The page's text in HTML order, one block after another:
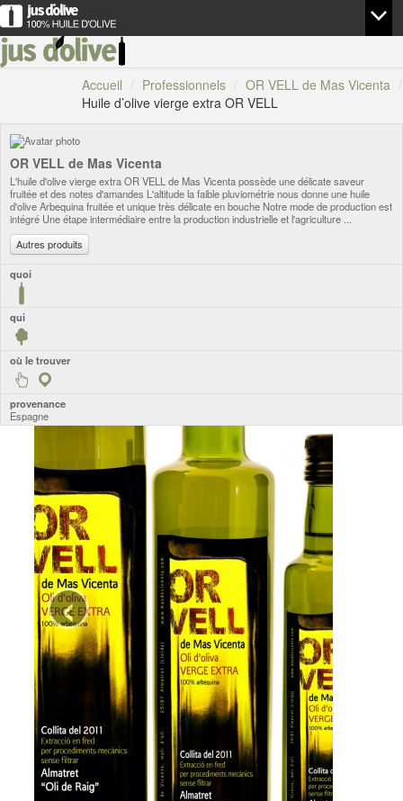
Accueil / Professionnels / OR VELL de Mas Vicenta /
Huile d’olive vierge extra OR VELL
OR VELL de Mas Vicenta
L'huile d'olive vierge extra OR VELL de Mas Vicenta possède une délicate saveur
fruitée et des notes d'amandes L'altitude la faible pluviométrie nous donne une huile
d'olive Arbequina fruitée et unique très délicate en bouche Notre mode de production est
intégré Une étape intermédiaire entre la production industrielle et l'agriculture ...
Autres produits
quoi
qui
où le trouver
provenance
Espagne
‹